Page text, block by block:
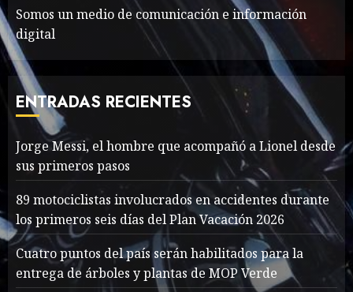
7
The full story of
Thailand’s extraordinary
cave rescue
MAYO 14, 2024 1004
1
Jorge Messi, el hombre
que acompañó a Lionel
desde sus primeros pasos
AGOSTO 8, 2026 3
Somos un medio de comunicación e información
digital
ENTRADAS RECIENTES
Jorge Messi, el hombre que acompañó a Lionel desde
sus primeros pasos
89 motociclistas involucrados en accidentes durante
los primeros seis días del Plan Vacación 2026
Cuatro puntos del país serán habilitados para la
entrega de árboles y plantas de MOP Verde